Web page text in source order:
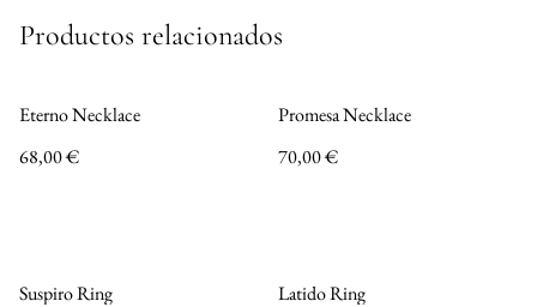
Productos relacionados
Eterno Necklace
68,00 €
Promesa Necklace
70,00 €
Suspiro Ring
Latido Ring